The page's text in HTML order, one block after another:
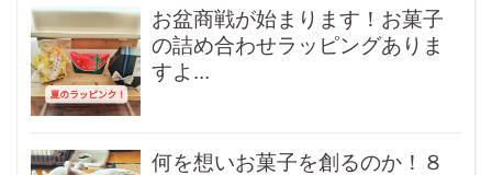
お盆商戦が始まります！お菓子
の詰め合わせラッピングありま
すよ...
何を想いお菓子を創るのか！８